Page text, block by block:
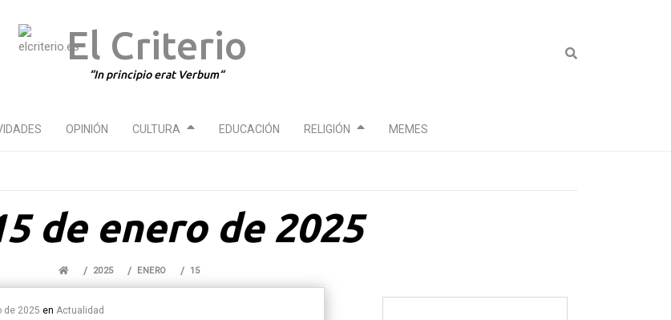
El Criterio
In principio erat Verbum
OPINIÓN CULTURA EDUCACIÓN RELIGIÓN MEMES
de enero de 2025
2025 ENERO 15
de 2025 en Actualidad